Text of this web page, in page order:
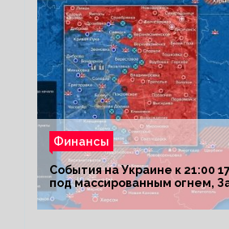
Финансы
События на Украине к 21:00
под массированным огнем,
Киеву ультиматум